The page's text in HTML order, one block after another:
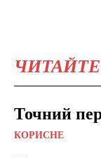
Точний
КОРИСНЕ